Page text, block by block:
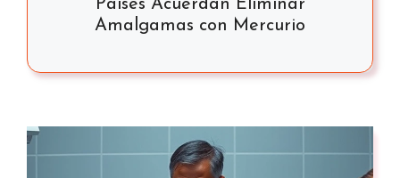
Países Acuerdan Eliminar
Amalgamas con Mercurio